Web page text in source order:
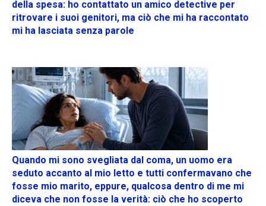
della spesa: ho contattato un amico detective per
ritrovare i suoi genitori, ma ciò che mi ha raccontato
mi ha lasciata senza parole
Quando mi sono svegliata dal coma, un uomo era
seduto accanto al mio letto e tutti confermavano che
fosse mio marito, eppure, qualcosa dentro di me mi
diceva che non fosse la verità: ciò che ho scoperto